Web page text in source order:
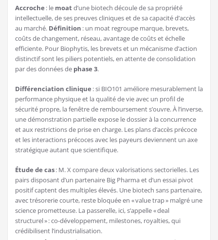
Accroche : le moatd’une biotech découle de sa propriété
intellectuelle, de ses preuves cliniques et de sa capacité d’accès
au marché. Définition : un moat regroupe marque, brevets,
coûts de changement, réseau, avantage de coûts et échelle
efficiente. Pour Biophytis, les brevets et un mécanisme d’action
distinctif sont les piliers potentiels, en attente de consolidation
par des données de phase 3.
Différenciation clinique : si BIO101 améliore mesurablement la
performance physique et la qualité de vie avec un profil de
sécurité propre, la fenêtre de remboursement s’ouvre. À l’inverse,
une démonstration partielle expose le dossier à la concurrence
et aux restrictions de prise en charge. Les plans d’accès précoce
et les interactions précoces avec les payeurs deviennent un axe
stratégique autant que scientifique.
Étude de cas: M. X compare deux valorisations sectorielles. Les
pairs disposant d’un partenaire Big Pharma et d’un essai pivot
positif captent des multiples élevés. Une biotech sans partenaire,
avec trésorerie courte, reste bloquée en « value trap » malgré une
science prometteuse. La passerelle, ici, s’appelle « deal
structurel » : co-développement, milestones, royalties, qui
crédibilisent l’industrialisation.